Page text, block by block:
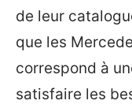
de leur
que les
correspond à
satisfaire les